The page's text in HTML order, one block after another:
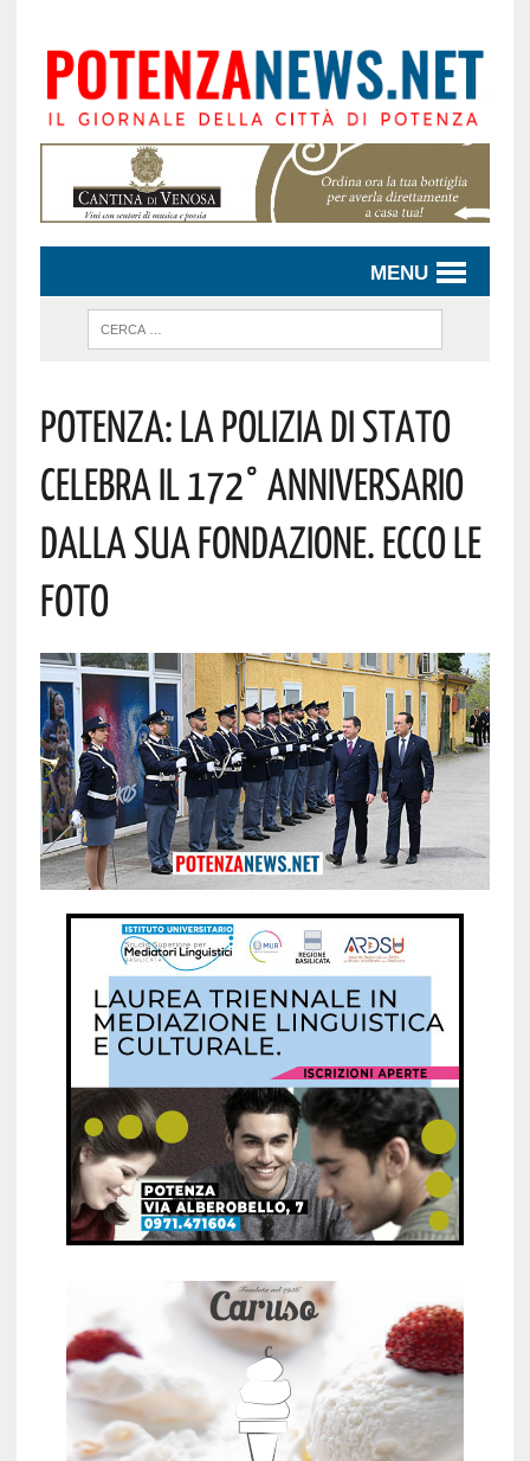
MENU
Potenza: La Polizia Di Stato
Celebra Il 172° Anniversario
Dalla Sua Fondazione. Ecco Le
Foto